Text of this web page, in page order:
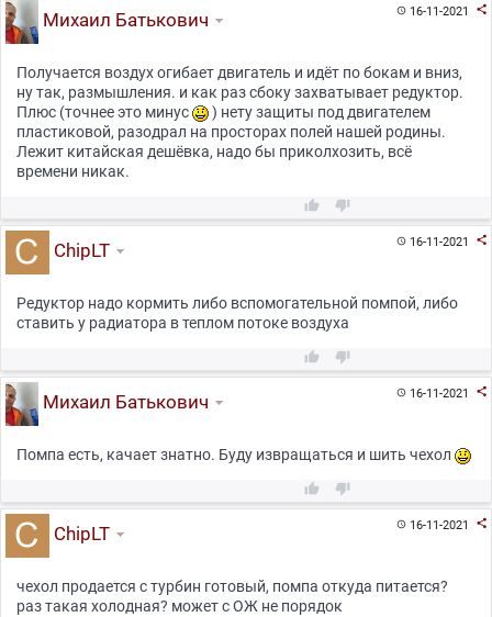
16-11-2021 
Михаил Батькович
Получается воздух огибает двигатель и идёт по бокам и вниз,
ну так, размышления. и как раз сбоку захватывает редуктор.
Плюс (точнее это минус
) нету защиты под двигателем
пластиковой, разодрал на просторах полей нашей родины.
Лежит китайская дешёвка, надо бы приколхозить, всё
времени никак.
 
16-11-2021 
ChipLT
Редуктор надо кормить либо вспомогательной помпой, либо
ставить у радиатора в теплом потоке воздуха
 
16-11-2021 
Михаил Батькович
Помпа есть, качает знатно. Буду извращаться и шить чехол
 
16-11-2021 
ChipLT
чехол продается с турбин готовый, помпа откуда питается?
раз такая холодная? может с ОЖ не порядок